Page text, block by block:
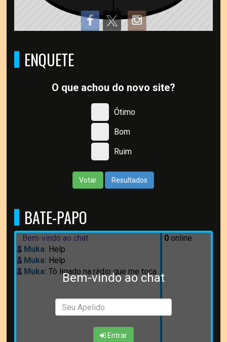
ENQUETE
O que achou do novo site?
Ótimo
Bom
Ruim
Votar Resultados
BATE-PAPO
Bem-vindo ao chat
Entrar
Bem-vindo ao chat
Muka: Help
Muka: Help
Muka: Tô ligado na rádio que me toca.
0online